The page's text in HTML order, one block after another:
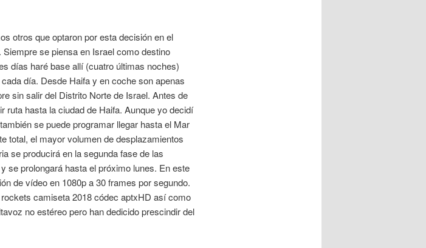
otros que optaron por esta decisión en el
se piensa en Israel como destino
días haré base allí (cuatro últimas noches)
día. Desde Haifa y en coche son apenas
sin salir del Distrito Norte de Israel. Antes de
ruta hasta la ciudad de Haifa. Aunque yo decidí
se puede programar llegar hasta el Mar
total, el mayor volumen de desplazamientos
se producirá en la segunda fase de las
se prolongará hasta el próximo lunes. En este
de vídeo en 1080p a 30 frames por segundo.
camiseta 2018 códec aptxHD así como
no estéreo pero han dedicido prescindir del